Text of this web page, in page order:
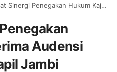
Penegakan Hukum Kajati Terima Audensi Anggota DPD Dapil Jambi
Audensi
Jambi